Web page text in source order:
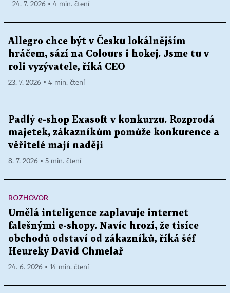
24. 7. 2026 ▪ 4 min. čtení
Allegro chce být v Česku lokálnějším
hráčem, sází na Colours i hokej. Jsme tu v
roli vyzývatele, říká CEO
23. 7. 2026 ▪ 4 min. čtení
Padlý e-shop Exasoft v konkurzu. Rozprodá
majetek, zákazníkům pomůže konkurence a
věřitelé mají naději
8. 7. 2026 ▪ 5 min. čtení
ROZHOVOR
Umělá inteligence zaplavuje internet
falešnými e-shopy. Navíc hrozí, že tisíce
obchodů odstaví od zákazníků, říká šéf
Heureky David Chmelař
24. 6. 2026 ▪ 14 min. čtení